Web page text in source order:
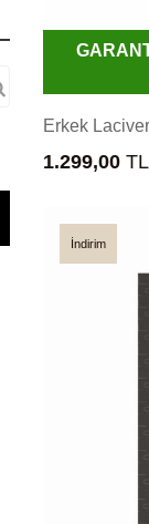
Erkek
1.299,00 TL
İndirim